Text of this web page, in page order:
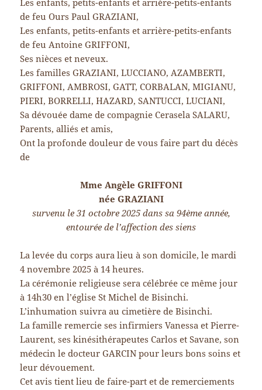
Les enfants, petits-enfants et arrière-petits-enfants
de feu Ours Paul GRAZIANI,
Les enfants, petits-enfants et arrière-petits-enfants
de feu Antoine GRIFFONI,
Ses nièces et neveux.
Les familles GRAZIANI, LUCCIANO, AZAMBERTI,
GRIFFONI, AMBROSI, GATT, CORBALAN, MIGIANU,
PIERI, BORRELLI, HAZARD, SANTUCCI, LUCIANI,
Sa dévouée dame de compagnie Cerasela SALARU,
Parents, alliés et amis,
Ont la profonde douleur de vous faire part du décès
de
Mme Angèle GRIFFONI
née GRAZIANI
survenu le 31 octobre 2025 dans sa 94ème année,
entourée de l’affection des siens
La levée du corps aura lieu à son domicile, le mardi
4 novembre 2025 à 14 heures.
La cérémonie religieuse sera célébrée ce même jour
à 14h30 en l’église St Michel de Bisinchi.
L’inhumation suivra au cimetière de Bisinchi.
La famille remercie ses infirmiers Vanessa et Pierre-
Laurent, ses kinésithérapeutes Carlos et Savane, son
médecin le docteur GARCIN pour leurs bons soins et
leur dévouement.
Cet avis tient lieu de faire-part et de remerciements